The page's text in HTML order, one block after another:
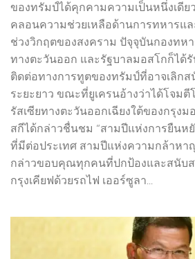
ของทรัมป์ได้คุกคามความเป็นหนึ่งเดี
คลอนความช่วยเหลือด้านการทหารแ
ช่วงวิกฤตของสงคราม ปัจุจุบันกองทห
ทางตะวันออก และรัฐบาลมอสโกก็ได้รั
ติดต่อทางการทูตของทรัมป์ที่อาจเลิก
ระยะยาว ขณะที่ยูเครนอ้างว่าได้โจม
รัสเซียทางตะวันออกเฉียงใต้ของกรุงม
สกีได้กล่าวชื่นชม “สามปีแห่งการยืนห
ที่มีต่อประเทศ สามปีแห่งความกล้าหา
กล่าวขอบคุณทุกคนที่ปกป้องและสนับส
กรุงเคียฟด้วยรถไฟ เออร์ซูลา...